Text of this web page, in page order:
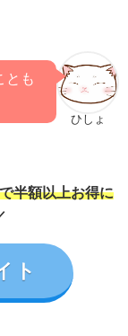
ひしょ
とも
半額以上お得に
ト